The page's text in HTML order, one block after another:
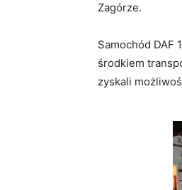
Zagórze.
Samochód DAF
środkiem
zyskali